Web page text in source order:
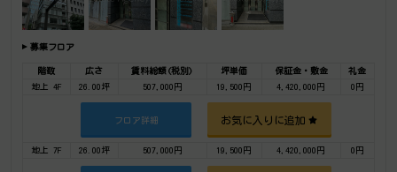
募集フロア
階数 広さ 賃料総額(税別) 坪単価 保証金・敷金
礼金
地上 4F
26.00坪 507,000円 19,500円 4,420,000円 0円
フロア詳細 お気に入りに追加
地上 7F 26.00坪 507,000円 19,500円 4,420,000円 0円